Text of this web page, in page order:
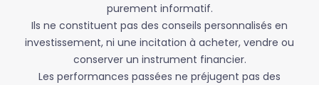
purement informatif.
Ils ne constituent pas des conseils personnalisés en
investissement, ni une incitation à acheter, vendre ou
conserver un instrument financier.
Les performances passées ne préjugent pas des